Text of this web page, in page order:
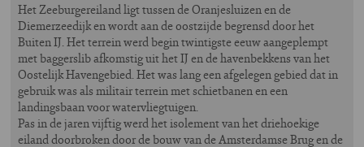
Het Zeeburgereiland ligt tussen de Oranjesluizen en de
Diemerzeedijk en wordt aan de oostzijde begrensd door het
Buiten IJ. Het terrein werd begin twintigste eeuw aangeplempt
met baggerslib afkomstig uit het IJ en de havenbekkens van het
Oostelijk Havengebied. Het was lang een afgelegen gebied dat in
gebruik was als militair terrein met schietbanen en een
landingsbaan voor watervliegtuigen.
Pas in de jaren vijftig werd het isolement van het driehoekige
eiland doorbroken door de bouw van de Amsterdamse Brug en de